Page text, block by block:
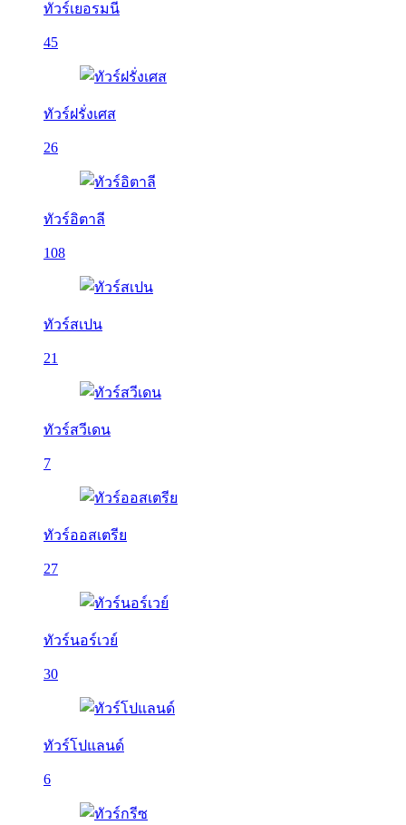
ทัวร์เยอรมนี
45
ทัวร์ฝรั่งเศส
26
ทัวร์อิตาลี
108
ทัวร์สเปน
21
ทัวร์สวีเดน
7
ทัวร์ออสเตรีย
27
ทัวร์นอร์เวย์
30
ทัวร์โปแลนด์
6